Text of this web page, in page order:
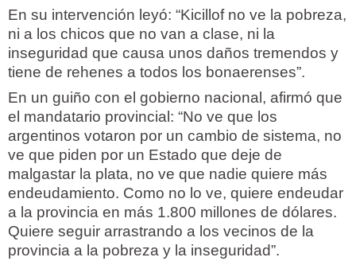
En su intervención leyó: “Kicillof no ve la pobreza,
ni a los chicos que no van a clase, ni la
inseguridad que causa unos daños tremendos y
tiene de rehenes a todos los bonaerenses”.
En un guiño con el gobierno nacional, afirmó que
el mandatario provincial: “No ve que los
argentinos votaron por un cambio de sistema, no
ve que piden por un Estado que deje de
malgastar la plata, no ve que nadie quiere más
endeudamiento. Como no lo ve, quiere endeudar
a la provincia en más 1.800 millones de dólares.
Quiere seguir arrastrando a los vecinos de la
provincia a la pobreza y la inseguridad”.